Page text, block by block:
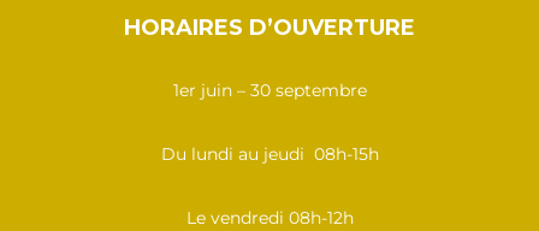
HORAIRES D’OUVERTURE
1er juin – 30 septembre
Du lundi au jeudi 08h-15h
Le vendredi 08h-12h